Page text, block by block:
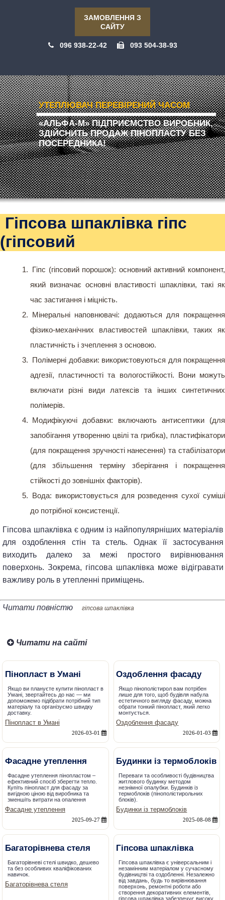
ЗАМОВЛЕННЯ З
САЙТУ
096 938-22-42 093 504-38-93
УТЕПЛЮВАЧ ПЕРЕВІРЕНИЙ ЧАСОМ
«АЛЬФА-М» ПІДПРИЄМСТВО ВИРОБНИК,
ЗДІЙСНИТЬ ПРОДАЖ ПІНОПЛАСТУ БЕЗ
ПОСЕРЕДНИКА!
Гіпсова шпаклівка гіпс
(гіпсовий
Гіпс (гіпсовий порошок): основний активний компонент,
який визначає основні властивості шпаклівки, такі як
час застигання і міцність.
Мінеральні наповнювачі: додаються для покращення
фізико-механічних властивостей шпаклівки, таких як
пластичність і зчеплення з основою.
Полімерні добавки: використовуються для покращення
адгезії, пластичності та вологостійкості. Вони можуть
включати різні види латексів та інших синтетичних
полімерів.
Модифікуючі добавки: включають антисептики (для
запобігання утворенню цвілі та грибка), пластифікатори
(для покращення зручності нанесення) та стабілізатори
(для збільшення терміну зберігання і покращення
стійкості до зовнішніх факторів).
Вода: використовується для розведення сухої суміші
до потрібної консистенції.
Гіпсова шпаклівка є одним із найпопулярніших матеріалів
для оздоблення стін та стель. Однак її застосування
виходить далеко за межі простого вирівнювання
поверхонь. Зокрема, гіпсова шпаклівка може відігравати
важливу роль в утепленні приміщень.
Читати повністю гіпсова шпаклівка
Читати на сайті
Пінопласт в Умані
Якщо ви плануєте купити пінопласт в
Умані, звертайтесь до нас — ми
допоможемо підібрати потрібний тип
матеріалу та організуємо швидку
доставку.
Пінопласт в Умані
2026-03-01
Оздоблення фасаду
Якщо пінополістирол вам потрібен
лише для того, щоб будівля набула
естетичного вигляду фасаду, можна
обрати тонкий пінопласт, який легко
монтується.
Оздоблення фасаду
2026-01-03
Фасадне утеплення
Фасадне утеплення пінопластом –
ефективний спосіб зберегти тепло.
Купіть пінопласт для фасаду за
вигідною ціною від виробника та
зменшіть витрати на опалення
Фасадне утеплення
2025-09-27
Будинки із термоблоків
Переваги та особливості будівництва
житлового будинку методом
незнімної опалубки. Будинків із
термоблоків (пінополістирольних
блоків).
Будинки із термоблоків
2025-08-08
Багаторівнева стеля
Багаторівневі стелі швидко, дешево
та без особливих кваліфікованих
навичок.
Багаторівнева стеля
Гіпсова шпаклівка
Гіпсова шпаклівка є універсальним і
незамінним матеріалом у сучасному
будівництві та оздобленні. Незалежно
від завдань, будь то вирівнювання
поверхонь, ремонтні роботи або
створення декоративних елементів,
гіпсова шпаклівка забезпечує високу